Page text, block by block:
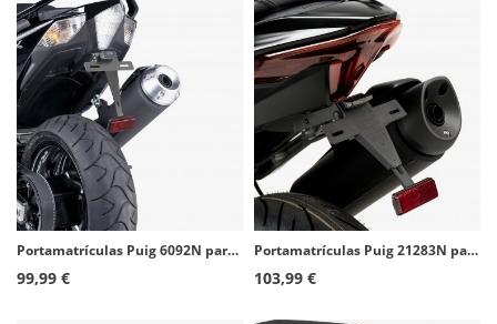
Portamatrículas Puig 6092N para Yamaha T-MAX 530 (12-16)
99,99 €
Portamatrículas Puig 21283N para Yamaha T-MAX 560 (22-26)
103,99 €